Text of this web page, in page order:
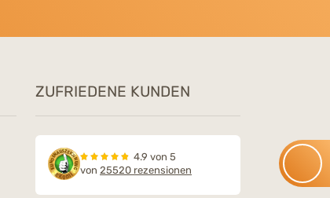
ZUFRIEDENE KUNDEN
4.9 von 5
von 25520 rezensionen